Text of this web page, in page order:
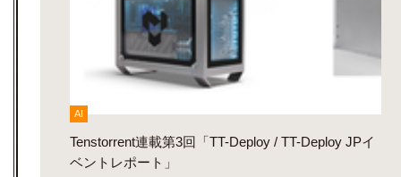
AI
Tenstorrent連載第3回「TT-Deploy / TT-Deploy JPイ
ベントレポート」